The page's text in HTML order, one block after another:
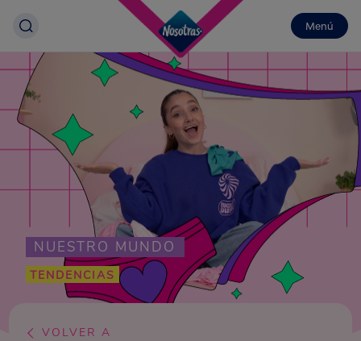
Menú
NUESTRO MUNDO
TENDENCIAS
VOLVER A